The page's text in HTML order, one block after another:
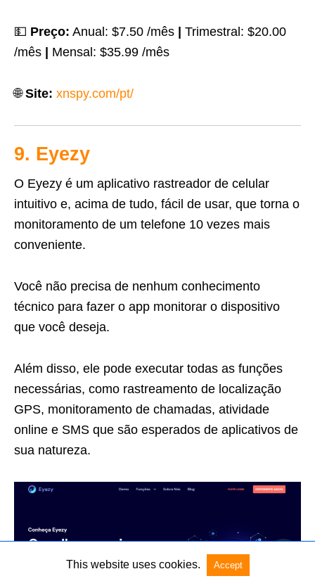
💵 Preço: Anual: $7.50 /mês | Trimestral: $20.00
/mês | Mensal: $35.99 /mês
🌐Site: xnspy.com/pt/
9. Eyezy
O Eyezy é um aplicativo rastreador de celular
intuitivo e, acima de tudo, fácil de usar, que torna o
monitoramento de um telefone 10 vezes mais
conveniente.
Você não precisa de nenhum conhecimento
técnico para fazer o app monitorar o dispositivo
que você deseja.
Além disso, ele pode executar todas as funções
necessárias, como rastreamento de localização
GPS, monitoramento de chamadas, atividade
online e SMS que são esperados de aplicativos de
sua natureza.
This website uses cookies. Accept